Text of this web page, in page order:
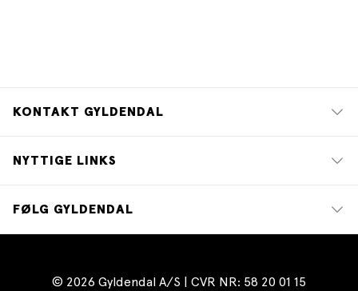
KONTAKT GYLDENDAL
NYTTIGE LINKS
FØLG GYLDENDAL
© 2026 Gyldendal A/S | CVR NR: 58 20 01 15